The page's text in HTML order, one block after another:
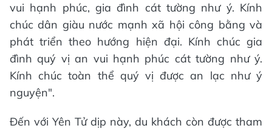
vui hạnh phúc, gia đình cát tường như ý. Kính
chúc dân giàu nước mạnh xã hội công bằng và
phát triển theo hướng hiện đại. Kính chúc gia
đình quý vị an vui hạnh phúc cát tường như ý.
Kính chúc toàn thể quý vị được an lạc như ý
nguyện".
Đến với Yên Tử dịp này, du khách còn được tham